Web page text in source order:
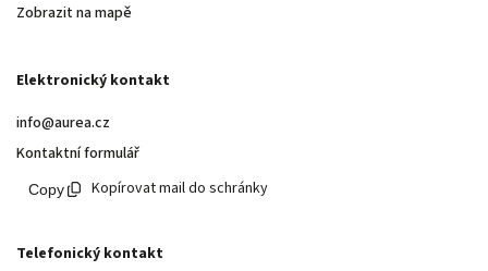
Zobrazit na mapě
Elektronický kontakt
info@aurea.cz
Kontaktní formulář
Kopírovat mail do schránky
Telefonický kontakt